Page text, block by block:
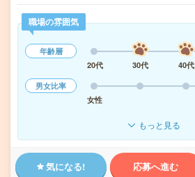
職場の雰囲気
年齢層
20代
30代 40代
男女比率
女性
もっと見る
気になる! 応募へ進む